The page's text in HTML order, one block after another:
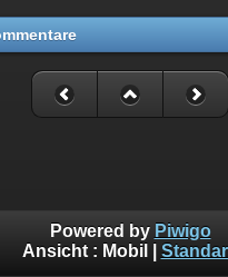
Powered by Piwigo
Ansicht : Mobil